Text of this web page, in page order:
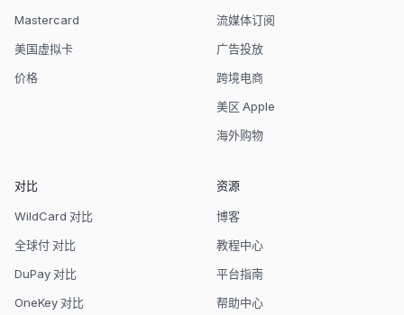
Mastercard
美国虚拟卡
价格
流媒体订阅
广告投放
跨境电商
美区 Apple
海外购物
对比
WildCard 对比
全球付 对比
DuPay 对比
OneKey 对比
资源
博客
教程中心
平台指南
帮助中心